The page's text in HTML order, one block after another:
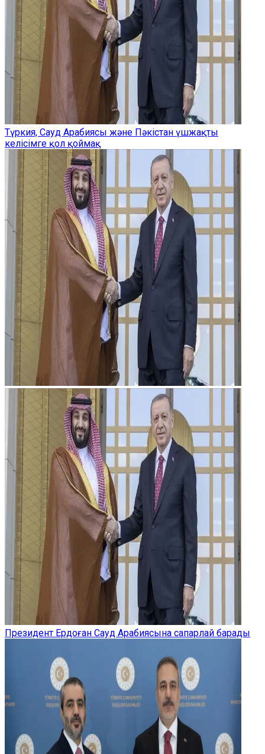
Түркия, Сауд Арабиясы және Пәкістан үшжақты
келісімге қол қоймақ
Президент Ердоған Сауд Арабиясына сапарлай барады